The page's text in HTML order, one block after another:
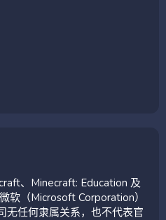
、Minecraft: Education 及
软（Microsoft Corporation）
无任何隶属关系，也不代表官